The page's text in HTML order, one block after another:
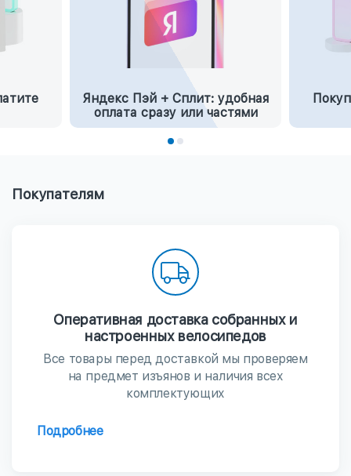
Яндекс Пэй + Сплит: удобная
оплата сразу или частями
Покупателям
Оперативная доставка собранных и
настроенных велосипедов
Все товары перед доставкой мы проверяем
на предмет изъянов и наличия всех
комплектующих
Подробнее